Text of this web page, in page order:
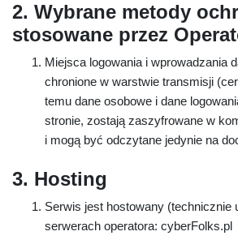
2. Wybrane metody
stosowane przez
Miejsca logowania i wprowadzania
chronione w warstwie transmisji
temu dane osobowe i dane
stronie, zostają zaszyfrowane w
i mogą być odczytane jedynie na
3. Hosting
Serwis jest hostowany (technicznie
serwerach operatora: cyberFolks.pl